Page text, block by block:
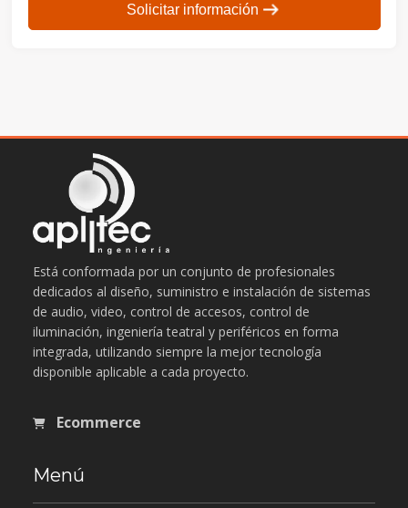
Solicitar información
Está conformada por un conjunto de profesionales
dedicados al diseño, suministro e instalación de sistemas
de audio, video, control de accesos, control de
iluminación, ingeniería teatral y periféricos en forma
integrada, utilizando siempre la mejor tecnología
disponible aplicable a cada proyecto.
Ecommerce
Menú